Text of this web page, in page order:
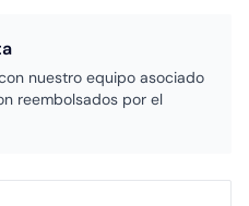
nuestro equipo asociado
reembolsados por el